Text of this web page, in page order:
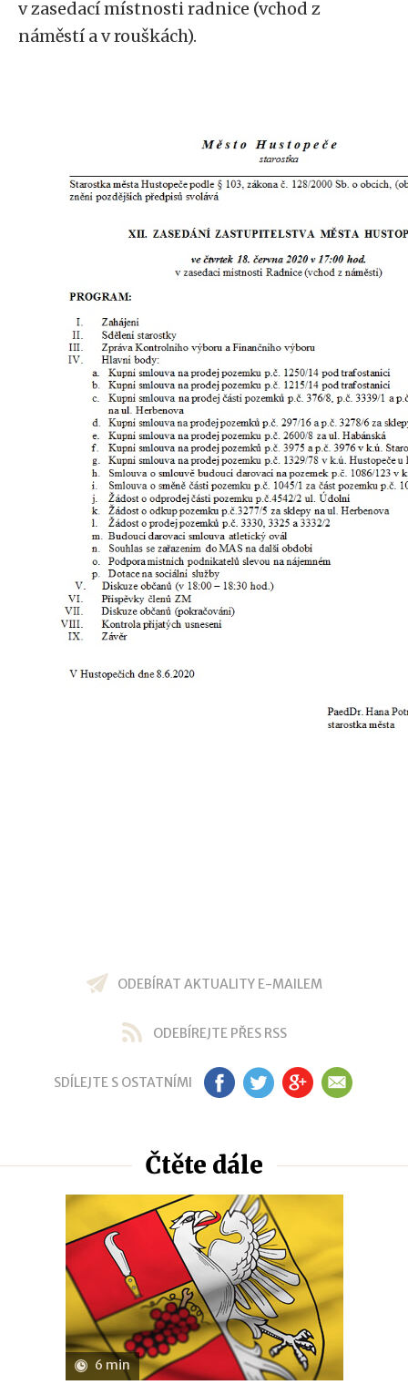
v zasedací místnosti radnice (vchod z
náměstí a v rouškách).
ODEBÍRAT AKTUALITY E-MAILEM
ODEBÍREJTE PŘES RSS
SDÍLEJTE S OSTATNÍMI FB TW GP EM
Čtěte dále
6 min